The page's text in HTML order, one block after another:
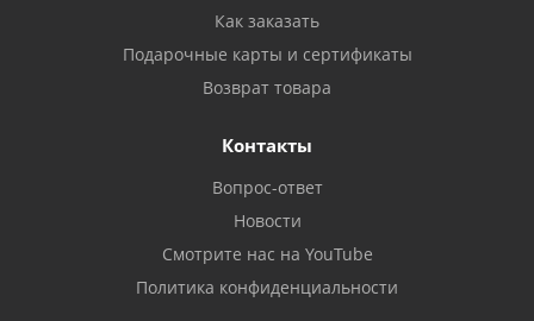
Как заказать
Подарочные карты и сертификаты
Возврат товара
Контакты
Вопрос-ответ
Новости
Смотрите нас на YouTube
Политика конфиденциальности